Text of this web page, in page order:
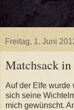
Freitag, 1. Juni
Matchsack
Auf der Elfe wurde
sich seine
mich gewünscht.